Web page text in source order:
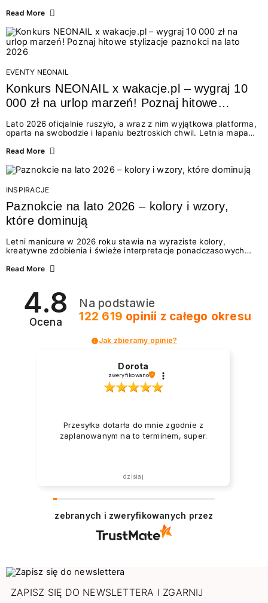
świata beauty i oszałamiających deserów to coś więcej niż
zmysłami: przez soczysty kolor, aksamitną teksturę,
orzeźwiający zapach i słodki akcent na podniebieniu. Tego lata
NEONAIL łączy siły z marką Willisch, tworząc unikalny projekt
na styku jedzenia i piękna....
Read More
EVENTY NEONAIL
Konkurs NEONAIL x wakacje.pl – wygraj 10
000 zł na urlop marzeń! Poznaj hitowe
Lato 2026 oficjalnie ruszyło, a wraz z nim wyjątkowa platforma,
oparta na swobodzie i łapaniu beztroskich chwil. Letnia mapa
doświadczenia wakacji – od spontanicznych wyjazdów, przez
Motywem przewodnim jest eksplorowanie i kolekcjonowanie
letnich momentów. Z tej okazji przygotowaliśmy coś absolutnie
wyjątkowego: wielki konkurs z wakacje.pl oraz dawkę
najgorętszych trendów w...
Read More
INSPIRACJE
Paznokcie na lato 2026 – kolory i wzory,
które dominują
Letni manicure w 2026 roku stawia na wyraziste kolory,
kreatywne zdobienia i świeże interpretacje ponadczasowych
zarówno energetycznych odcieni inspirowanych wakacjami, jak
2026? Znajdź inspirację dla swojego manicure!
Read More
4.8
Ocena
Na podstawie
122 619 opinii z całego okresu
Jak zbieramy opinie?
Dorota
zweryfikowano
Przesyłka dotarła do mnie zgodnie z
zaplanowanym na to terminem, super.
dzisiaj
zebranych i zweryfikowanych przez
ZAPISZ SIĘ DO NEWSLETTERA I ZGARNIJ